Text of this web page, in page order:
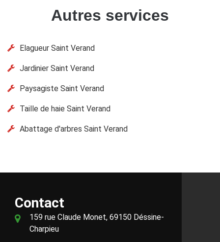
Autres services
Elagueur Saint Verand
Jardinier Saint Verand
Paysagiste Saint Verand
Taille de haie Saint Verand
Abattage d'arbres Saint Verand
Contact
159 rue Claude Monet, 69150 Déssine-
Charpieu